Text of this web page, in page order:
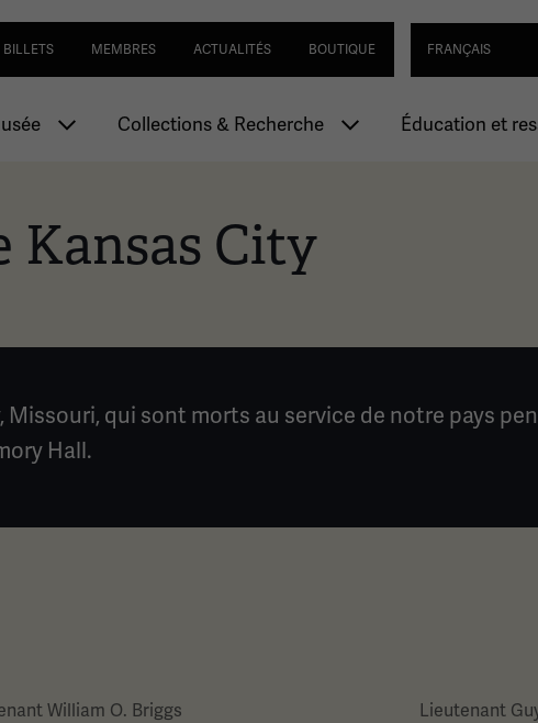
au
Première Guerre mondiale
Navigation utilitaire
BILLETS MEMBRES ACTUALITÉS BOUTIQUE
Collections & Recherche Éducation et
Kansas City
qui sont morts au service de notre pays
Hall.
William O. Briggs
Lieutenant